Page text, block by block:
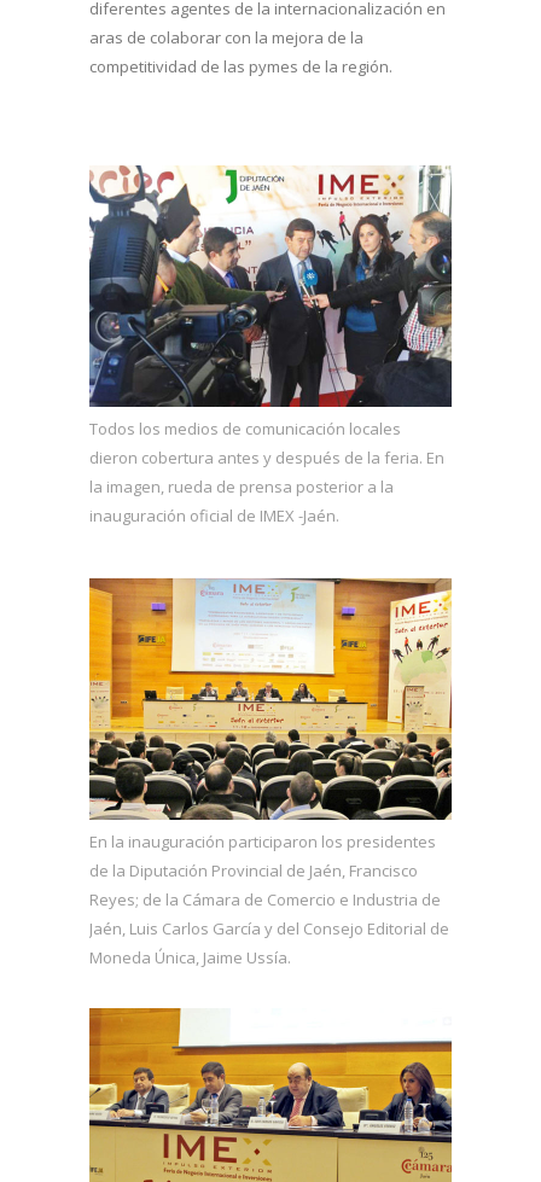
diferentes agentes de la internacionalización en
aras de colaborar con la mejora de la
competitividad de las pymes de la región.
Todos los medios de comunicación locales
dieron cobertura antes y después de la feria. En
la imagen, rueda de prensa posterior a la
inauguración oficial de IMEX -Jaén.
En la inauguración participaron los presidentes
de la Diputación Provincial de Jaén, Francisco
Reyes; de la Cámara de Comercio e Industria de
Jaén, Luis Carlos García y del Consejo Editorial de
Moneda Única, Jaime Ussía.